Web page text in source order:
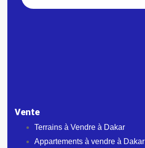
Vente
Terrains à Vendre à Dakar
Appartements à vendre à Dakar